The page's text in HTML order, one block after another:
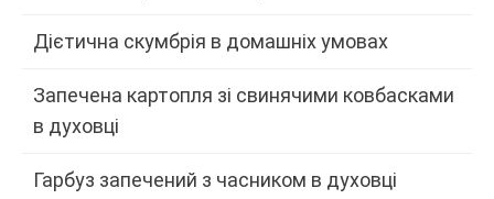
Дієтична скумбрія в домашніх умовах
Запечена картопля зі свинячими ковбасками
в духовці
Гарбуз запечений з часником в духовці